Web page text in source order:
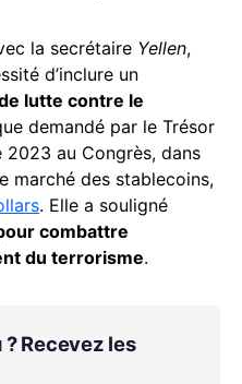
la secrétaire Yellen,
d’inclure un
lutte contre le
demandé par le Trésor
au Congrès, dans
marché des stablecoins,
. Elle a souligné
combattre
du terrorisme.
Recevez les